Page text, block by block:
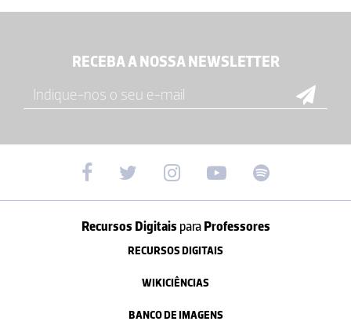
RECEBA A NOSSA NEWSLETTER
Recursos Digitais paraProfessores
RECURSOS DIGITAIS
WIKICIÊNCIAS
BANCO DE IMAGENS